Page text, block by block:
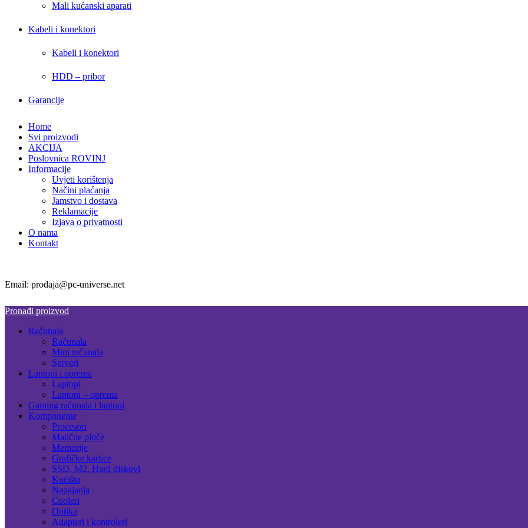
Mali kućanski aparati
Kabeli i konektori
Kabeli i konektori
HDD – pribor
Garancije
Home
Svi proizvodi
AKCIJA
Poslovnica ROVINJ
Informacije
Uvjeti korištenja
Načini plaćanja
Jamstvo i dostava
Reklamacije
Izjava o privatnosti
O nama
Kontakt
Email: prodaja@pc-universe.net
Pronađi proizvod
Računala
Računala
Mini računala
Serveri
Laptopi i oprema
Laptopi
Laptopi – oprema
Gaming računala i laptopi
Komponente
Procesori
Matične ploče
Memorije
Grafičke kartice
SSD, M2, Hard diskovi
Kućišta
Napajanja
Cooleri
Optika
Adapteri i kontroleri